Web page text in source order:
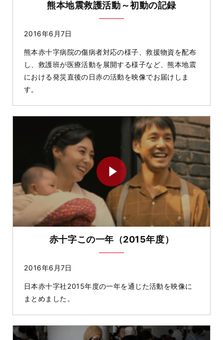
熊本地震救護活動～初動の記録
2016年6月7日
熊本赤十字病院の傷病者対応の様子、救援物資を配布
し、救護班が医療活動を展開する様子など、熊本地震
における発災直後の日赤の活動を映像でお届けしま
す。
赤十字この一年（2015年度）
2016年6月7日
日本赤十字社2015年度の一年を通じた活動を映像に
まとめました。